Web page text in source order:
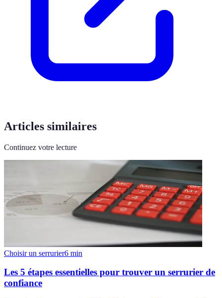
Articles similaires
Continuez votre lecture
Choisir un serrurier6 min
Les 5 étapes essentielles pour trouver un serrurier de
confiance